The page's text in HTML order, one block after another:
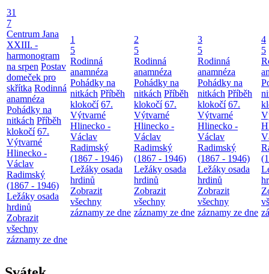
31
7
Centrum Jana
XXIII. -
harmonogram
na srpen Postav
domeček pro
skřítka Rodinná
anamnéza
Pohádky na
nitkách Příběh
klokočí 67.
Výtvarné
Hlinecko -
Václav
Radimský
(1867 - 1946)
Ležáky osada
hrdinů
Zobrazit
všechny
záznamy ze dne
1
5
Rodinná
anamnéza
Pohádky na
nitkách Příběh
klokočí 67.
Výtvarné
Hlinecko -
Václav
Radimský
(1867 - 1946)
Ležáky osada
hrdinů
Zobrazit
všechny
záznamy ze dne
2
5
Rodinná
anamnéza
Pohádky na
nitkách Příběh
klokočí 67.
Výtvarné
Hlinecko -
Václav
Radimský
(1867 - 1946)
Ležáky osada
hrdinů
Zobrazit
všechny
záznamy ze dne
3
5
Rodinná
anamnéza
Pohádky na
nitkách Příběh
klokočí 67.
Výtvarné
Hlinecko -
Václav
Radimský
(1867 - 1946)
Ležáky osada
hrdinů
Zobrazit
všechny
záznamy ze dne
4
5